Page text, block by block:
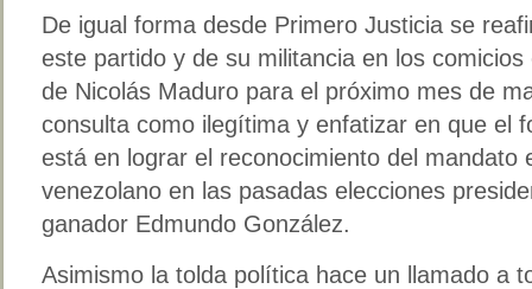
De igual forma desde Primero Justicia se
este partido y de su militancia en los
de Nicolás Maduro para el próximo mes de
consulta como ilegítima y enfatizar en que el
está en lograr el reconocimiento del mandato
venezolano en las pasadas elecciones
ganador Edmundo González.
Asimismo la tolda política hace un llamado a